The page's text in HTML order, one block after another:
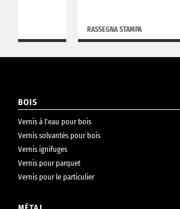
RASSEGNA STAMPA
BOIS
Vernis à l’eau pour bois
Vernis solvantés pour bois
Vernis ignifuges
Vernis pour parquet
Vernis pour le particulier